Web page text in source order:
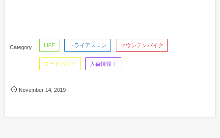
LIFE トライアスロン マウンテンバイク
ロードバイク 入荷情報！
November 14 ,2019